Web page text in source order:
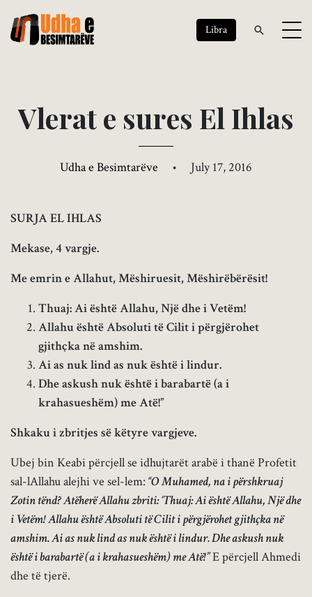
Libra
Vlerate sures El Ihlas
Udha e Besimtarëve • July 17, 2016
SURJA EL IHLAS
Mekase, 4 vargje.
Me emrin e Allahut, Mëshiruesit, Mëshirëbërësit!
Thuaj: Ai është Allahu, Një dhe i Vetëm!
Allahu është Absoluti të Cilit i përgjërohet
gjithçka në amshim.
Ai as nuk lind as nuk është i lindur.
Dhe askush nuk është i barabartë (a i
krahasueshëm) me Atë!”
Shkaku i zbritjes së këtyre vargjeve.
Ubej bin Keabi përcjell se idhujtarët arabë i thanë Profetit
sal-lAllahu alejhi ve sel-lem: “O Muhamed, na i përshkruaj
Zotin tënd? Atëherë Allahu zbriti: ‘Thuaj: Ai është Allahu, Një dhe
i Vetëm! Allahu është Absoluti të Cilit i përgjërohet gjithçka në
amshim. Ai as nuk lind as nuk është i lindur. Dhe askush nuk
është i barabartë (a i krahasueshëm) me Atë!”E përcjell Ahmedi
dhe të tjerë.